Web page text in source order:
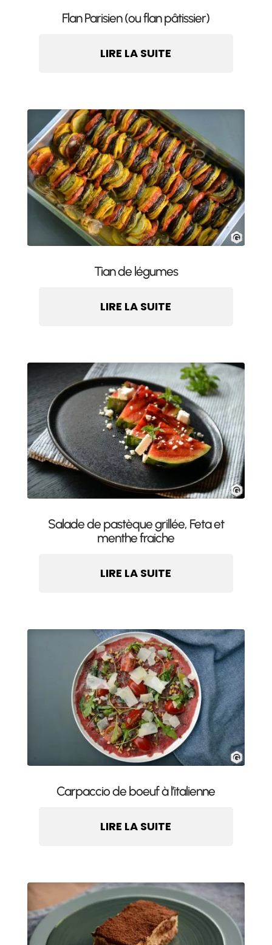
Flan Parisien (ou flan pâtissier)
LIRE LA SUITE
Tian de légumes
LIRE LA SUITE
Salade de pastèque grillée, Feta et
menthe fraiche
LIRE LA SUITE
Carpaccio de boeuf à l’italienne
LIRE LA SUITE